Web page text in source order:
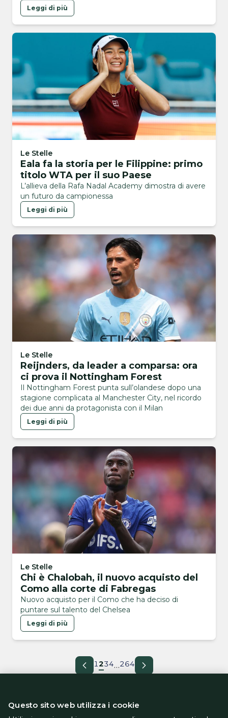
Leggi di più
Le Stelle
Eala fa la storia per le Filippine: primo
titolo WTA per il suo Paese
L’allieva della Rafa Nadal Academy dimostra di avere
un futuro da campionessa
Leggi di più
Le Stelle
Reijnders, da leader a comparsa: ora
ci prova il Nottingham Forest
Il Nottingham Forest punta sull’olandese dopo una
stagione complicata al Manchester City, nel ricordo
dei due anni da protagonista con il Milan
Leggi di più
Le Stelle
Chi è Chalobah, il nuovo acquisto del
Como alla corte di Fabregas
Nuovo acquisto per il Como che ha deciso di
puntare sul talento del Chelsea
Leggi di più
1234…264
Questo sito web utilizza i cookie